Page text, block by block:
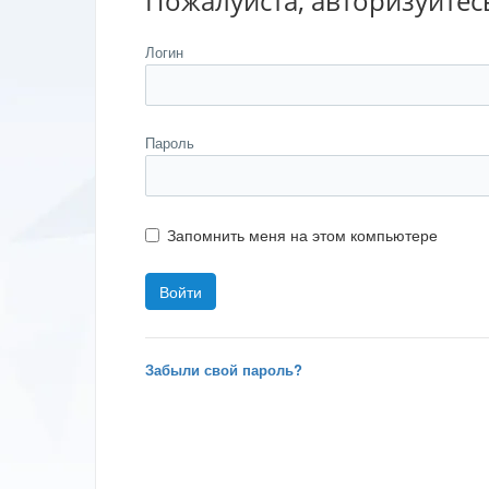
Логин
Пароль
Запомнить меня на этом компьютере
Забыли свой пароль?